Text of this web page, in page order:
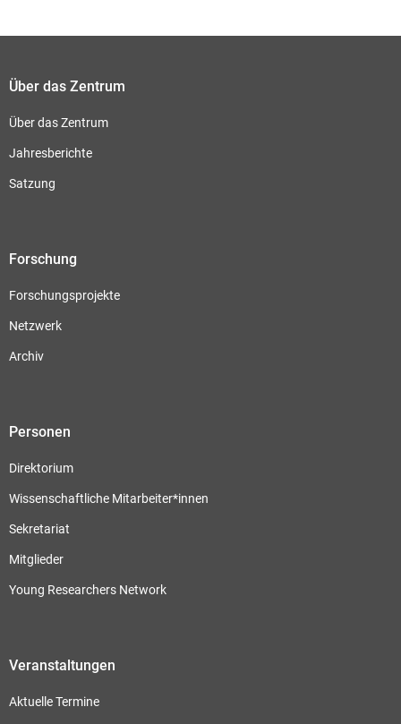
Über das Zentrum
Über das Zentrum
Jahresberichte
Satzung
Forschung
Forschungsprojekte
Netzwerk
Archiv
Personen
Direktorium
Wissenschaftliche Mitarbeiter*innen
Sekretariat
Mitglieder
Young Researchers Network
Veranstaltungen
Aktuelle Termine